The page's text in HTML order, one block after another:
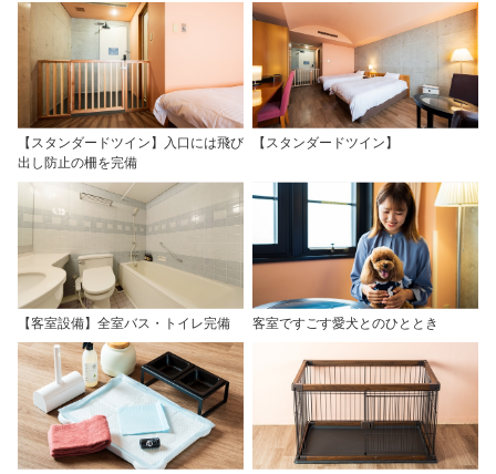
【スタンダードツイン】入口には飛び
出し防止の柵を完備
【スタンダードツイン】
【客室設備】全室バス・トイレ完備 客室ですごす愛犬とのひととき